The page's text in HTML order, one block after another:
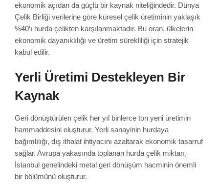
ekonomik açıdan da güçlü bir kaynak niteliğindedir. Dünya
Çelik Birliği verilerine göre küresel çelik üretiminin yaklaşık
%40’ı hurda çelikten karşılanmaktadır. Bu oran, ülkelerin
ekonomik dayanıklılığı ve üretim sürekliliği için stratejik
kabul edilir.
Yerli Üretimi Destekleyen Bir
Kaynak
Geri dönüştürülen çelik her yıl binlerce ton yeni üretimin
hammaddesini oluşturur. Yerli sanayinin hurdaya
bağımlılığı, dış ithalat ihtiyacını azaltarak ekonomik tasarruf
sağlar. Avrupa yakasında toplanan hurda çelik miktarı,
İstanbul genelindeki metal geri dönüşüm hacminin önemli
bir bölümünü oluşturur.